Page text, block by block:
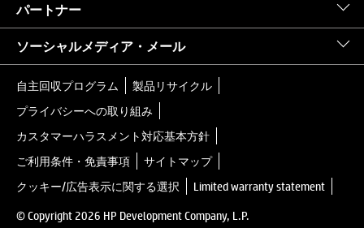
パートナー
ソーシャルメディア・メール
自主回収プログラム
製品リサイクル
プライバシーへの取り組み
カスタマーハラスメント対応基本方針
ご利用条件・免責事項
サイトマップ
クッキー/広告表示に関する選択
Limited warranty statement
© Copyright 2026 HP Development Company, L.P.